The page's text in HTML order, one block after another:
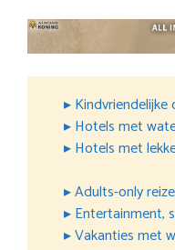
▸
▸ Hotels met
▸ Hotels met
▸ Adults-only
▸ Entertainment,
▸ Vakanties met